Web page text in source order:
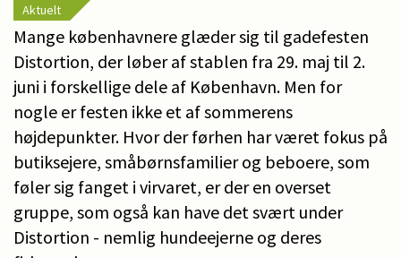
Aktuelt
Mange københavnere glæder sig til gadefesten
Distortion, der løber af stablen fra 29. maj til 2.
juni i forskellige dele af København. Men for
nogle er festen ikke et af sommerens
højdepunkter. Hvor der førhen har været fokus på
butiksejere, småbørnsfamilier og beboere, som
føler sig fanget i virvaret, er der en overset
gruppe, som også kan have det svært under
Distortion - nemlig hundeejerne og deres